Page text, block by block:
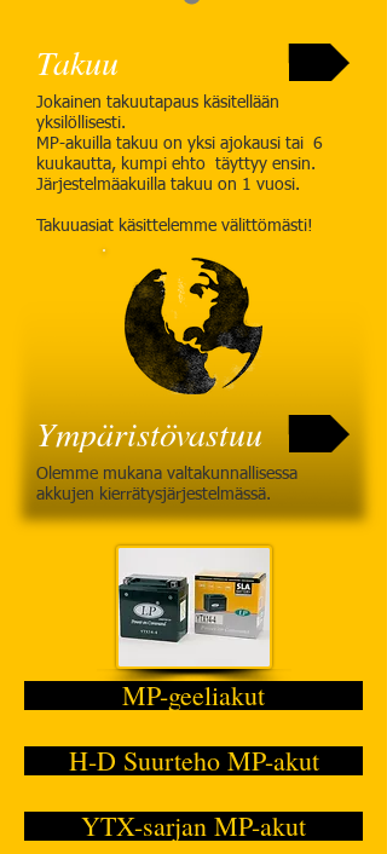
Takuu
Jokainen takuutapaus käsitellään
yksilöllisesti.
MP-akuilla takuu on yksi ajokausi tai 6
kuukautta, kumpi ehto täyttyy ensin.
Järjestelmäakuilla takuu on 1 vuosi.
Takuuasiat käsittelemme välittömästi!
Ympäristövastuu
Olemme mukana valtakunnallisessa
akkujen kierrätysjärjestelmässä.
MP-geeliakut
H-D Suurteho MP-akut
YTX-sarjan MP-akut